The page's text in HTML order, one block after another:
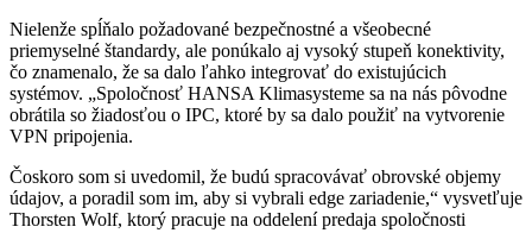
Nielenže spĺňalo požadované bezpečnostné a všeobecné
priemyselné štandardy, ale ponúkalo aj vysoký stupeň konektivity,
čo znamenalo, že sa dalo ľahko integrovať do existujúcich
systémov. „Spoločnosť HANSA Klimasysteme sa na nás pôvodne
obrátila so žiadosťou o IPC, ktoré by sa dalo použiť na vytvorenie
VPN pripojenia.
Čoskoro som si uvedomil, že budú spracovávať obrovské objemy
údajov, a poradil som im, aby si vybrali edge zariadenie,“ vysvetľuje
Thorsten Wolf, ktorý pracuje na oddelení predaja spoločnosti